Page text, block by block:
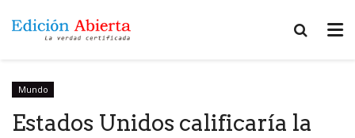
Mundo
Estados Unidos calificaría la